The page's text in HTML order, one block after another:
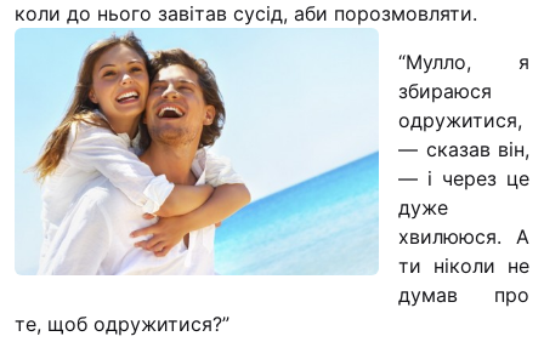
Одна церква – одна
одна родина
Чемпіонат з міні-
“КОПА”
Як допомогти
Ми помолимося
З рук в руки
Підтримати сім’ю
коли до нього завітав сусід, аби порозмовляти.
“Мулло, я
збираюся
одружитися,
— сказав він,
— і через це
дуже
хвилююся. А
ти ніколи не
думав про
те, щоб одружитися?”